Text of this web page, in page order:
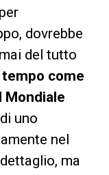
dovrebbe
del tutto
come
Mondiale
uno
nel
ma